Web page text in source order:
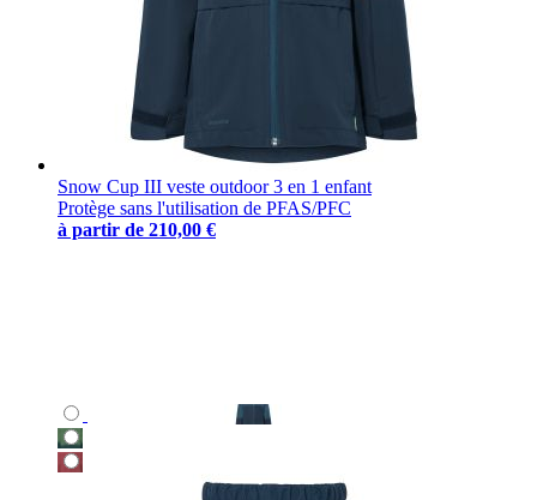
Snow Cup III veste outdoor 3 en 1 enfant
Protège sans l'utilisation de PFAS/PFC
à partir de 210,00 €